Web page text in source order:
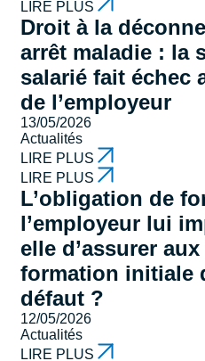
LIRE PLUS
Droit à la
arrêt maladie : la
salarié fait échec
de l’employeur
13/05/2026
Actualités
LIRE PLUS
LIRE PLUS
L’obligation de
l’employeur lui
elle d’assurer
formation initiale
défaut ?
12/05/2026
Actualités
LIRE PLUS